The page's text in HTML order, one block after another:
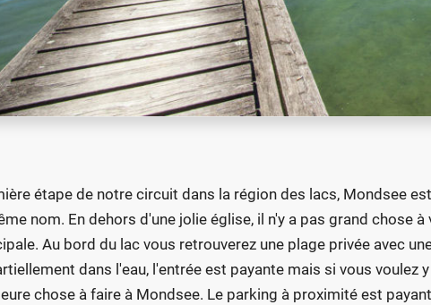
étape de notre circuit dans la région des lacs, Mondsee
nom. En dehors d'une jolie église, il n'y a pas grand chose
Au bord du lac vous retrouverez une plage privée avec
dans l'eau, l'entrée est payante mais si vous voulez
chose à faire à Mondsee. Le parking à proximité est